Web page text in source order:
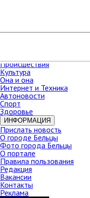
В мире
Происшествия
Культура
Она и она
Интернет и Техника
Автоновости
Спорт
Здоровье
ИНФОРМАЦИЯ
Прислать новость
О городе Бельцы
Фото города Бельцы
О портале
Правила пользования
Редакция
Вакансии
Контакты
Реклама